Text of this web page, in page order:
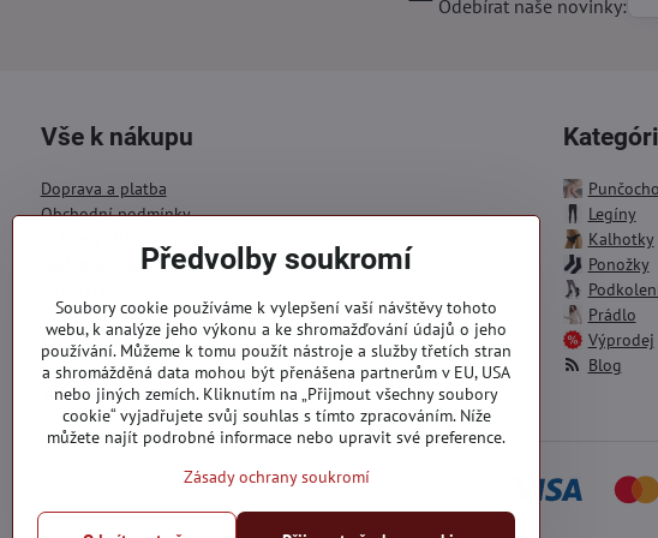
Odebírat naše novinky:
Vše k nákupu
Doprava a platba
Obchodní podmínky
Reklamační formulář
Objednávky
Stav objednávky
Legíny
Kalhotky
Ponožky
Prádlo
Výprodej
Blog
Předvolby soukromí
Soubory cookie používáme k vylepšení vaší návštěvy tohoto
webu, k analýze jeho výkonu a ke shromažďování údajů o jeho
používání. Můžeme k tomu použít nástroje a služby třetích stran
a shromážděná data mohou být přenášena partnerům v EU, USA
nebo jiných zemích. Kliknutím na „Přijmout všechny soubory
cookie“ vyjadřujete svůj souhlas s tímto zpracováním. Níže
můžete najít podrobné informace nebo upravit své preference.
Zásady ochrany soukromí